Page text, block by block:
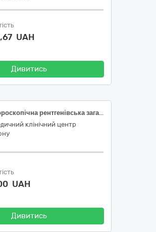
UAH
Дивитись
Система флюороскопічна рентгенівська загального призначення пересувна цифрова, код НК 024:2023: 37646 Система флюороскопічна рентгенівська загального призначення пересувна цифрова
клінічний центр
UAH
Дивитись